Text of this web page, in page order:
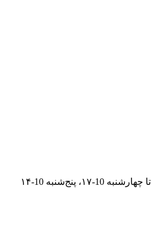
پنج‌شنبه 10-۱۴